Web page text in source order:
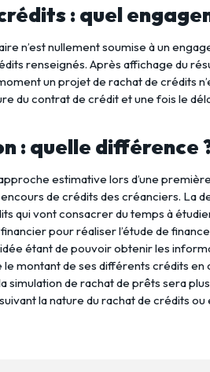
: quel
n’est nullement soumise à un
renseignés. Après affichage du
un projet de rachat de crédits
du contrat de crédit et une fois le
: quelle différence
estimative lors d’une
de crédits des créanciers.
qui vont consacrer du temps à
pour réaliser l’étude de
étant de pouvoir obtenir les
montant de ses différents crédits
simulation de rachat de prêts sera
la nature du rachat de crédits